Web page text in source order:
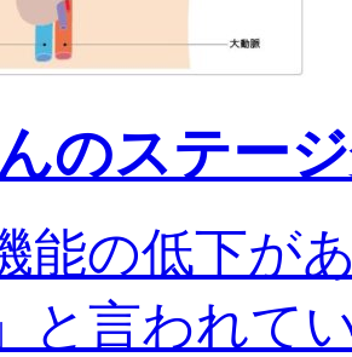
のステー
能の低下が
と言われて